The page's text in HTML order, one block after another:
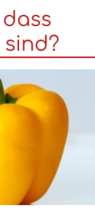
dass
sind?